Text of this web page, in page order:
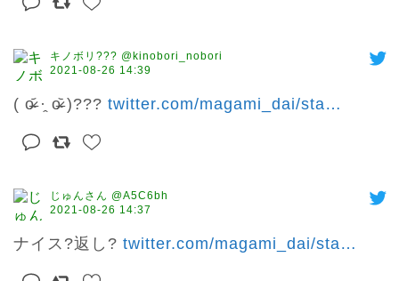
キノボリ??? @kinobori_nobori
2021-08-26 14:39
( o̴̶̷᷄ ·̭ o̴̶̷᷅ )??? twitter.com/magami_dai/sta…
じゅんさん @A5C6bh
2021-08-26 14:37
ナイス?返し? twitter.com/magami_dai/sta…